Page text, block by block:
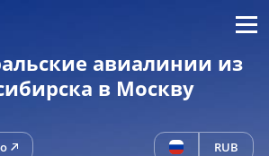
Меню
авиалинии из
в Москву
RUB